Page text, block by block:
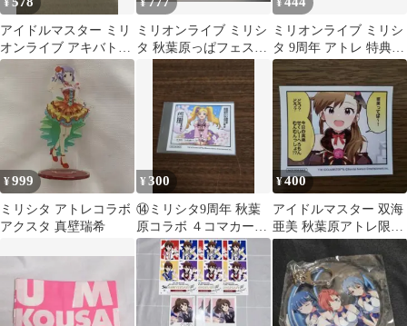
¥
アイドルマスター ミリ
オンライブ アキバトリ
ム 9th コースター 高
¥
ミリオンライブ ミリシ
タ 秋葉原っぱフェステ
ィバル 島原エレナ フォ
ト風カード
¥
ミリオンライブ ミリシ
タ 9周年 アトレ 特典 4
コマ 矢吹可奈
¥999
ミリシタ アトレコラボ
アクスタ 真壁瑞希
¥300
⑭ミリシタ9周年 秋葉
原コラボ ４コマカード
エミリー スチュアート
¥400
アイドルマスター 双海
亜美 秋葉原アトレ限定
カード ミリオンライブ
ミリシタ